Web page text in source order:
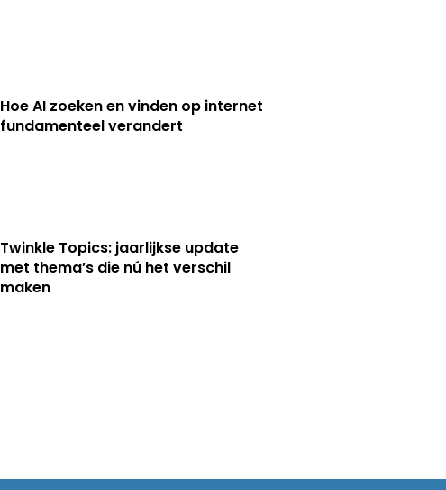
Hoe AI zoeken en vinden op internet
fundamenteel verandert
Twinkle Topics: jaarlijkse update
met thema’s die nú het verschil
maken